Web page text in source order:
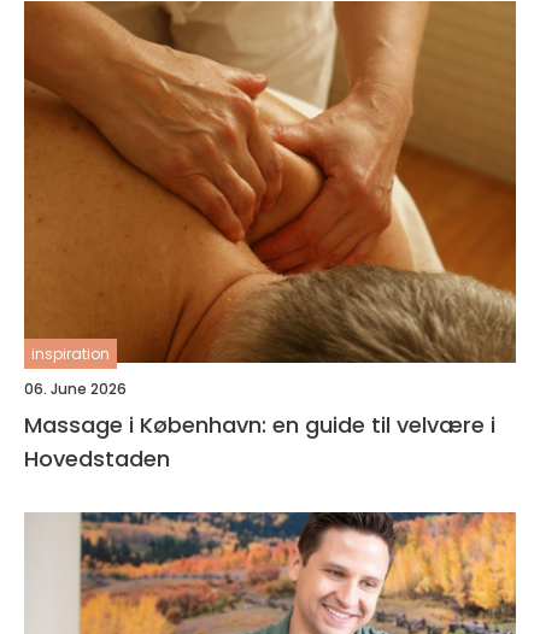
inspiration
06. June 2026
Massage i København: en guide til velvære i
Hovedstaden